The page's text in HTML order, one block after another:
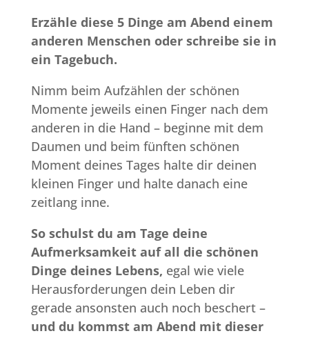
Erzähle diese 5 Dinge am Abend einem
anderen Menschen oder schreibe sie in
ein Tagebuch.
Nimm beim Aufzählen der schönen
Momente jeweils einen Finger nach dem
anderen in die Hand – beginne mit dem
Daumen und beim fünften schönen
Moment deines Tages halte dir deinen
kleinen Finger und halte danach eine
zeitlang inne.
So schulst du am Tage deine
Aufmerksamkeit auf all die schönen
Dinge deines Lebens, egal wie viele
Herausforderungen dein Leben dir
gerade ansonsten auch noch beschert –
und du kommst am Abend mit dieser